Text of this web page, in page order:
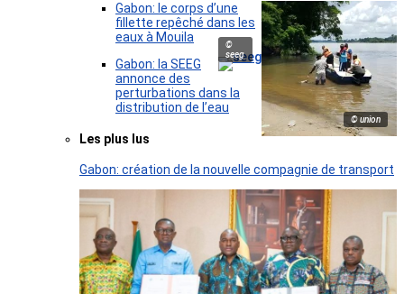
© union
Gabon: le corps d’une
fillette repêché dans les
eaux à Mouila
©
seeg
Gabon: la SEEG
annonce des
perturbations dans la
distribution de l’eau
Les plus lus
Gabon: création de la nouvelle compagnie de transport